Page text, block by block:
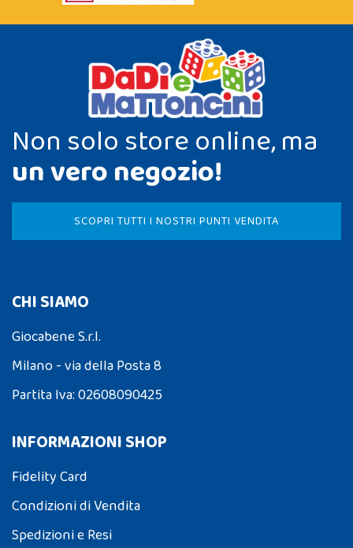
Non solo store online, ma
un vero negozio!
SCOPRI TUTTI I NOSTRI PUNTI VENDITA
CHI SIAMO
Giocabene S.r.l.
Milano - via della Posta 8
Partita Iva: 02608090425
INFORMAZIONI SHOP
Fidelity Card
Condizioni di Vendita
Spedizioni e Resi